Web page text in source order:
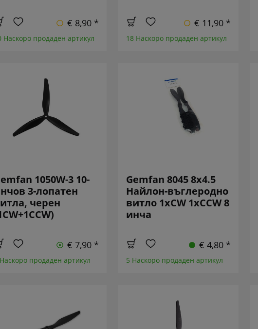
€ 8,90 *
Наскоро продаден артикул
€ 11,90 *
18 Наскоро продаден артикул
1050W-3 10-
3-лопатен
черен
€ 7,90 *
продаден артикул
Gemfan 8045 8x4.5
Найлон-въглеродно
витло 1xCW 1xCCW 8
инча
€ 4,80 *
5 Наскоро продаден артикул